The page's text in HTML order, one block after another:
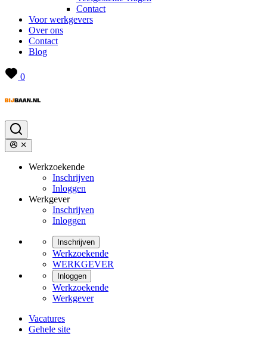
Contact
Voor werkgevers
Over ons
Contact
Blog
0
Werkzoekende
Inschrijven
Inloggen
Werkgever
Inschrijven
Inloggen
Inschrijven
Werkzoekende
WERKGEVER
Inloggen
Werkzoekende
Werkgever
Vacatures
Gehele site